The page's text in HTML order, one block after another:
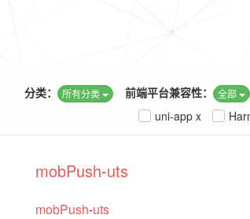
前端平台兼容性： 全部
分类： 所有分类
uni-app x
mobPush-uts
mobPush-uts